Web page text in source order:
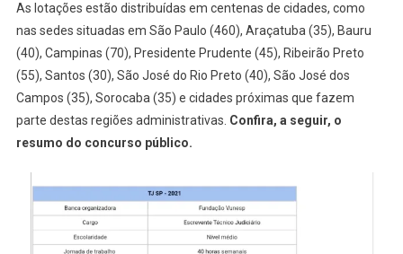
As lotações estão distribuídas em centenas de cidades, como
nas sedes situadas em São Paulo (460), Araçatuba (35), Bauru
(40), Campinas (70), Presidente Prudente (45), Ribeirão Preto
(55), Santos (30), São José do Rio Preto (40), São José dos
Campos (35), Sorocaba (35) e cidades próximas que fazem
parte destas regiões administrativas. Confira, a seguir, o
resumo do concurso público.